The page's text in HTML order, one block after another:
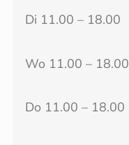
Di 11.00 – 18.00
Wo 11.00 – 18.00
Do 11.00 – 18.00